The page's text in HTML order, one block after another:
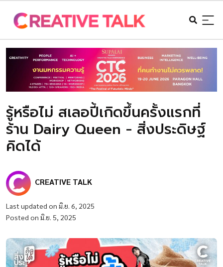
รู้หรือไม่ สเลอปี้เกิดขึ้นครั้งแรกที่
ร้าน Dairy Queen - สิ่งประดิษฐ์
คิดได้
CREATIVE TALK
Last updated on มิ.ย. 6, 2025
Posted on มิ.ย. 5, 2025